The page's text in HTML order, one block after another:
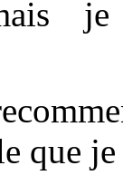
que